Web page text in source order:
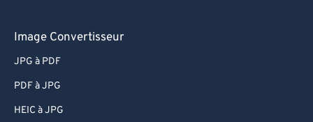
Image Convertisseur
JPG à PDF
PDF à JPG
HEIC à JPG